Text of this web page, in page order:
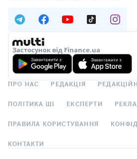
Застосунок від Finance.ua
ПРО НАС РЕДАКЦІЯ
ПОЛІТИКА ШІ ЕКСПЕРТИ
ПРАВИЛА КОРИСТУВАННЯ
КОНТАКТИ